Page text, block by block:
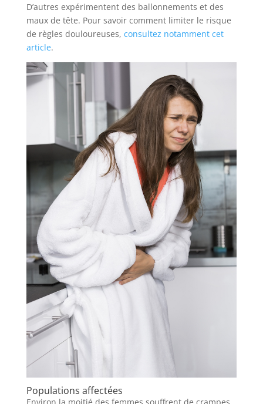
D’autres expérimentent des ballonnements et des
maux de tête. Pour savoir comment limiter le risque
de règles douloureuses, consultez notamment cet
article.
Populations affectées